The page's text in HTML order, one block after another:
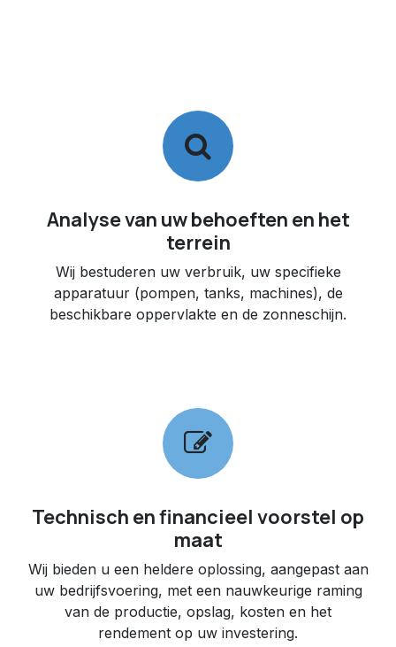
Analyse van uw behoeften en het
terrein
Wij bestuderen uw verbruik, uw specifieke
apparatuur (pompen, tanks, machines), de
beschikbare oppervlakte en de zonneschijn.
Technisch en financieel voorstel op
maat
Wij bieden u een heldere oplossing, aangepast aan
uw bedrijfsvoering, met een nauwkeurige raming
van de productie, opslag, kosten en het
rendement op uw investering.